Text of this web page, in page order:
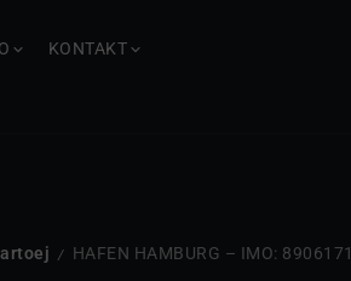
KONTAKT
/ HAFEN HAMBURG – IMO: 8906171